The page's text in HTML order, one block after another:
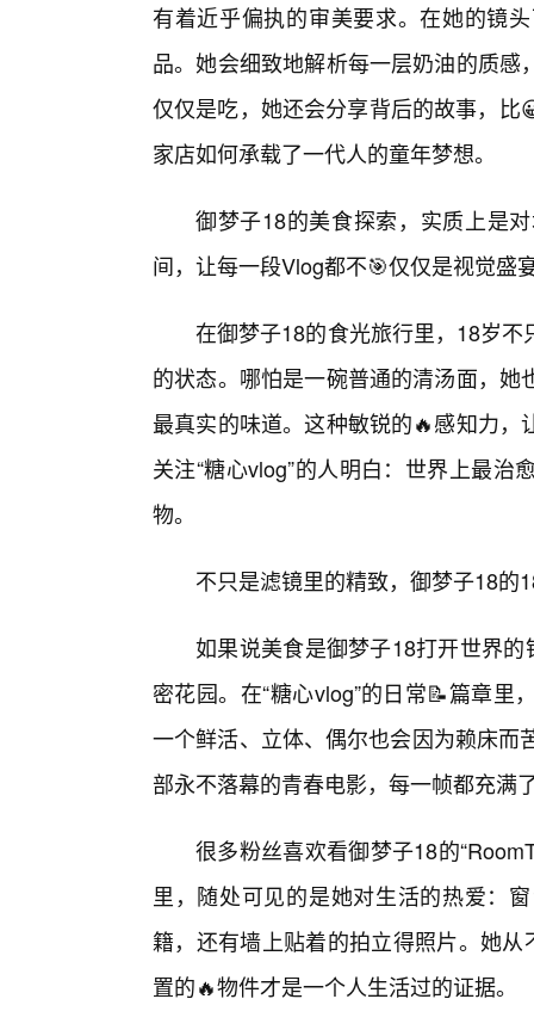
有着近乎偏执的审美要求。在她的镜
品。她会细致地解析每一层奶油的质
仅仅是吃，她还会分享背后的故事，
家店如何承载了一代人的童年梦想。
御梦子18的美食探索，实质上是
间，让每一段Vlog都不🎯仅仅是视觉盛
在御梦子18的食光旅行里，18岁
的状态。哪怕是一碗普通的清汤面，
最真实的味道。这种敏锐的🔥感知力
关注“糖心vlog”的人明白：世界上最
物。
不只是滤镜里的精致，御梦子18的
如果说美食是御梦子18打开世界
密花园。在“糖心vlog”的日常📝篇章
一个鲜活、立体、偶尔也会因为赖床
部永不落幕的青春电影，每一帧都充满
很多粉丝喜欢看御梦子18的
里，随处可见的是她对生活的热爱：
籍，还有墙上贴着的拍立得照片。她
置的🔥物件才是一个人生活过的证据。